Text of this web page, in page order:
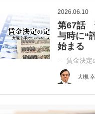
2026.06.10
第67話
与時に“
始まる
賃金決定
大槻